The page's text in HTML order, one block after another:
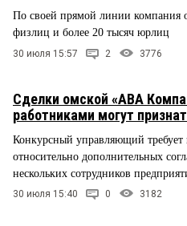
По своей прямой линии компания
физлиц и более 20 тысяч юрлиц
30 июля 15:57 2 3776
Сделки омской «АВА
работниками могут
Конкурсный управляющий требует
относительно дополнительных
нескольких сотрудников
30 июля 15:40 0 3182